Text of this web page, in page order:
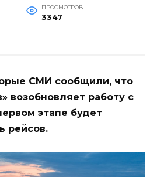
ПРОСМОТРОВ
3347
СМИ сообщили, что
возобновляет работу с
этапе будет
рейсов.